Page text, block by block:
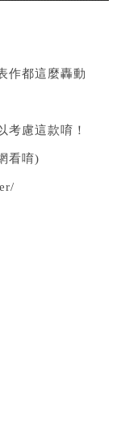
作都這麼轟動
慮這款唷！
看唷)